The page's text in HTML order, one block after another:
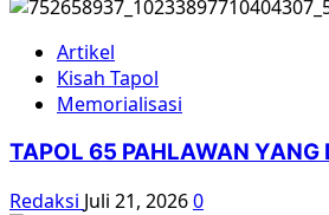
Artikel
Kisah Tapol
Memorialisasi
TAPOL 65 PAHLAWAN YANG
Redaksi Juli 21, 20260